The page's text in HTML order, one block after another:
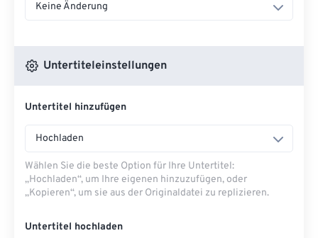
Keine Änderung
Untertiteleinstellungen
Untertitel hinzufügen
Hochladen
Wählen Sie die beste Option für Ihre Untertitel:
„Hochladen“, um Ihre eigenen hinzuzufügen, oder
„Kopieren“, um sie aus der Originaldatei zu replizieren.
Untertitel hochladen